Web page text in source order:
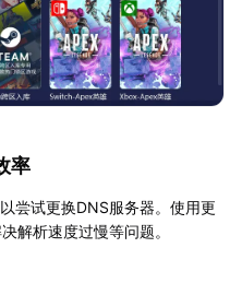
率
尝试更换DNS服务器。使用更
解析速度过慢等问题。